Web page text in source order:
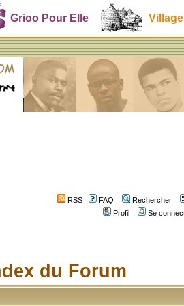
Grioo Pour Elle Village
RSS FAQ
Rechercher
Profil
Se
du Forum